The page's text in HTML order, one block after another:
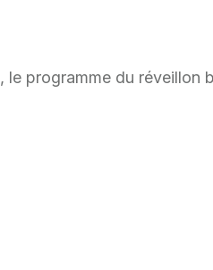
, le programme du réveillon